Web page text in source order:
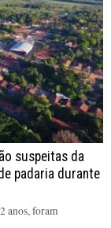
suspeitas da
padaria durante
anos, foram